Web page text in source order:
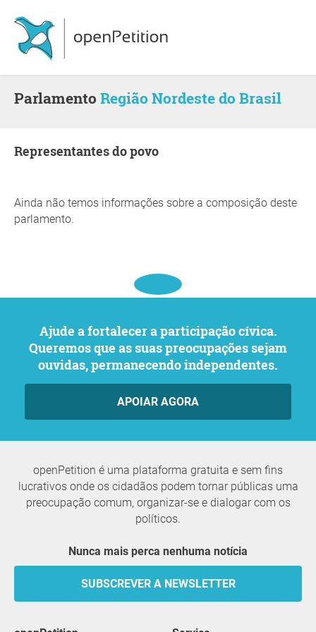
Parlamento Região Nordeste do Brasil
Representantes do povo
Ainda não temos informações sobre a composição deste
parlamento.
Ajude a fortalecer a participação cívica.
Queremos que as suas preocupações sejam
ouvidas, permanecendo independentes.
APOIAR AGORA
openPetition é uma plataforma gratuita e sem fins
lucrativos onde os cidadãos podem tornar públicas uma
preocupação comum, organizar-se e dialogar com os
políticos.
Nunca mais perca nenhuma notícia
SUBSCREVER A NEWSLETTER